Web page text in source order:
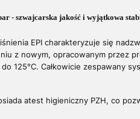
- szwajcarska jakość i wyjątkowa
EPI charakteryzuje się
z nowym, opracowanym przez
125°C. Całkowicie zespawany
atest higieniczny PZH, co